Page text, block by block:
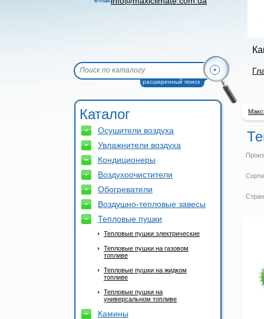
расширенный поиск
Каталог
Осушители воздуха
Увлажнители воздуха
Кондиционеры
Воздухоочистители
Обогреватели
Воздушно-тепловые завесы
Тепловые пушки
Тепловые пушки электрические
Тепловые пушки на газовом
топливе
Тепловые пушки на жидком
топливе
Тепловые пушки на
универсальном топливе
Камины